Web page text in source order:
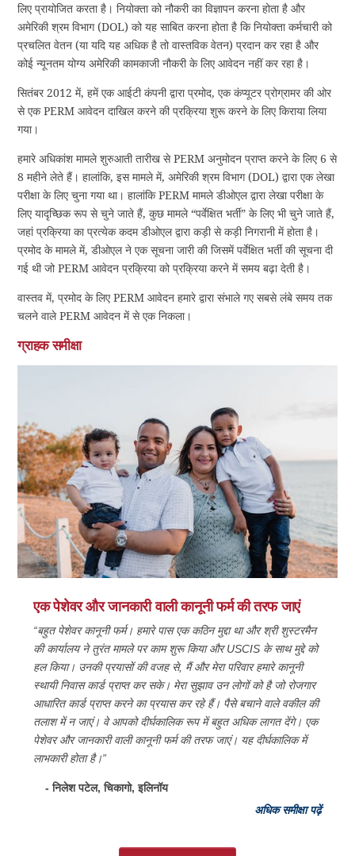
लिए प्रायोजित करता है। नियोक्ता को नौकरी का विज्ञापन करना होता है और
अमेरिकी श्रम विभाग (DOL) को यह साबित करना होता है कि नियोक्ता कर्मचारी को
प्रचलित वेतन (या यदि यह अधिक है तो वास्तविक वेतन) प्रदान कर रहा है और
कोई न्यूनतम योग्य अमेरिकी कामकाजी नौकरी के लिए आवेदन नहीं कर रहा है।
सितंबर 2012 में, हमें एक आईटी कंपनी द्वारा प्रमोद, एक कंप्यूटर प्रोग्रामर की ओर
से एक PERM आवेदन दाखिल करने की प्रक्रिया शुरू करने के लिए किराया लिया
गया।
हमारे अधिकांश मामले शुरुआती तारीख से PERM अनुमोदन प्राप्त करने के लिए 6 से
8 महीने लेते हैं। हालांकि, इस मामले में, अमेरिकी श्रम विभाग (DOL) द्वारा एक लेखा
परीक्षा के लिए चुना गया था। हालांकि PERM मामले डीओएल द्वारा लेखा परीक्षा के
लिए यादृच्छिक रूप से चुने जाते हैं, कुछ मामले “पर्वेक्षित भर्ती” के लिए भी चुने जाते हैं,
जहां प्रक्रिया का प्रत्येक कदम डीओएल द्वारा कड़ी से कड़ी निगरानी में होता है।
प्रमोद के मामले में, डीओएल ने एक सूचना जारी की जिसमें पर्वेक्षित भर्ती की सूचना दी
गई थी जो PERM आवेदन प्रक्रिया को प्रक्रिया करने में समय बढ़ा देती है।
वास्तव में, प्रमोद के लिए PERM आवेदन हमारे द्वारा संभाले गए सबसे लंबे समय तक
चलने वाले PERM आवेदन में से एक निकला।
ग्राहक समीक्षा
एक पेशेवर और जानकारी वाली कानूनी फर्म की तरफ जाएं
“बहुत पेशेवर कानूनी फर्म। हमारे पास एक कठिन मुद्दा था और श्री शुस्टरमैन
की कार्यालय ने तुरंत मामले पर काम शुरू किया और USCIS के साथ मुद्दे को
हल किया। उनकी प्रयासों की वजह से, मैं और मेरा परिवार हमारे कानूनी
स्थायी निवास कार्ड प्राप्त कर सके। मेरा सुझाव उन लोगों को है जो रोजगार
आधारित कार्ड प्राप्त करने का प्रयास कर रहे हैं। पैसे बचाने वाले वकील की
तलाश में न जाएं। वे आपको दीर्घकालिक रूप में बहुत अधिक लागत देंगे। एक
पेशेवर और जानकारी वाली कानूनी फर्म की तरफ जाएं। यह दीर्घकालिक में
लाभकारी होता है।”
- निलेश पटेल, चिकागो, ‎इलिनॉय
अधिक समीक्षा पढ़ें